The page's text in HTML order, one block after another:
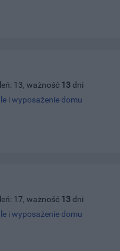
13, ważność 13 dni
i wyposażenie domu
17, ważność 13 dni
i wyposażenie domu